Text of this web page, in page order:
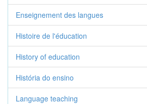
Enseignement des langues
Histoire de l'éducation
History of education
História do ensino
Language teaching